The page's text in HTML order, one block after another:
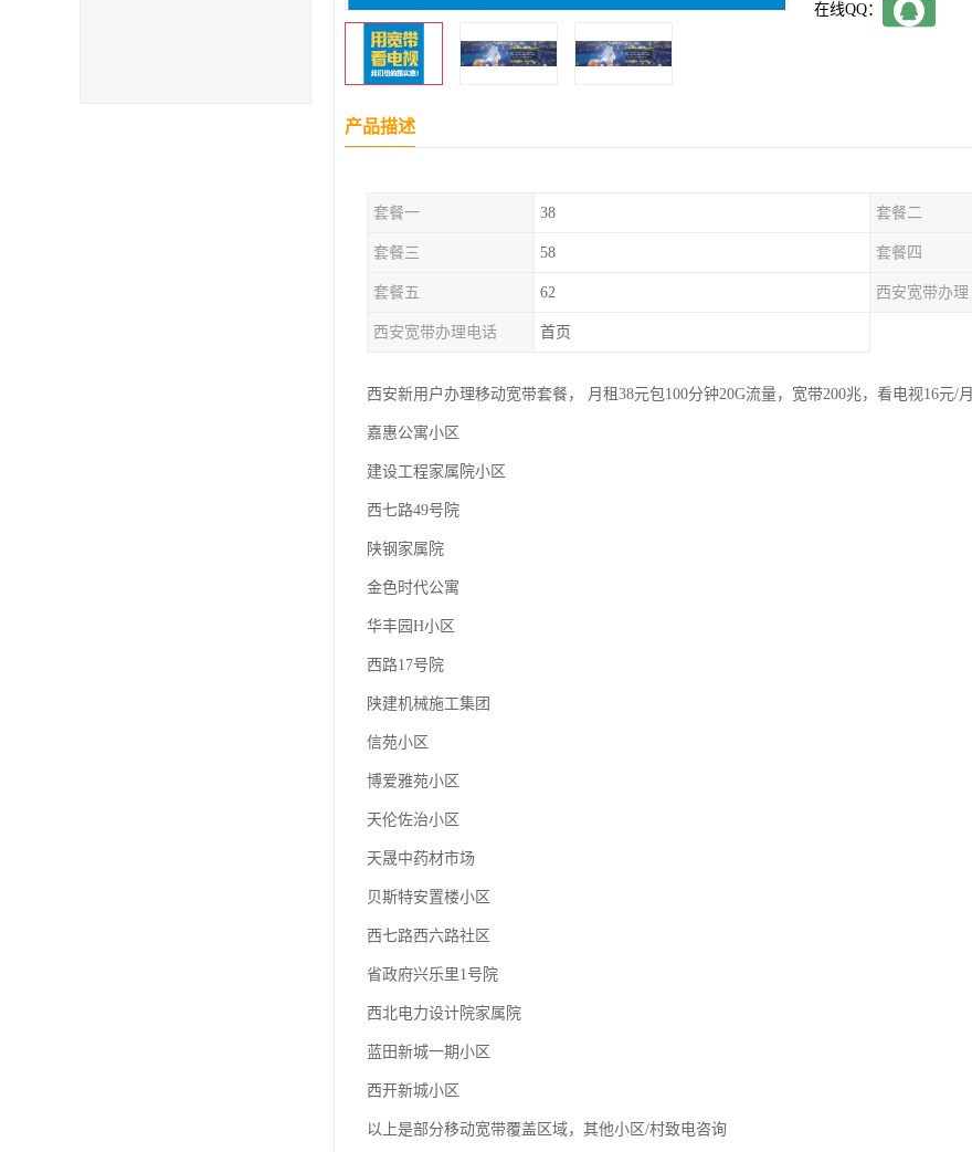
在线QQ：
产品描述
套餐一 38 套餐二
套餐三 58 套餐四
套餐五 62 西安宽带办理
西安宽带办理电话 首页
西安新用户办理移动宽带套餐， 月租38元包100分钟20G流量，宽带200兆，看电视16元/月
嘉惠公寓小区
建设工程家属院小区
西七路49号院
陕钢家属院
金色时代公寓
华丰园H小区
西路17号院
陕建机械施工集团
信苑小区
博爱雅苑小区
天伦佐治小区
天晟中药材市场
贝斯特安置楼小区
西七路西六路社区
省政府兴乐里1号院
西北电力设计院家属院
蓝田新城一期小区
西开新城小区
以上是部分移动宽带覆盖区域，其他小区/村致电咨询